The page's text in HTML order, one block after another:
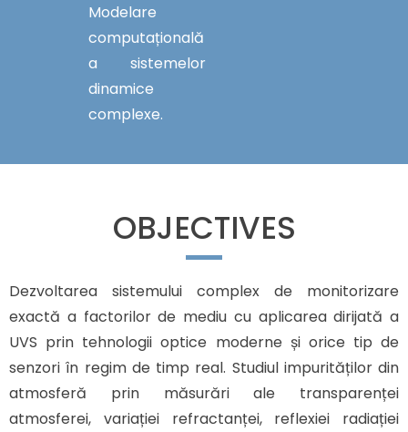
Modelare
computațională
a sistemelor
dinamice
complexe.
OBJECTIVES
Dezvoltarea sistemului complex de monitorizare
exactă a factorilor de mediu cu aplicarea dirijată a
UVS prin tehnologii optice moderne și orice tip de
senzori în regim de timp real. Studiul impurităților din
atmosferă prin măsurări ale transparenței
atmosferei, variației refractanței, reflexiei radiației